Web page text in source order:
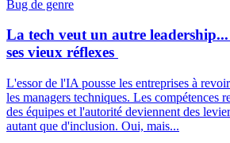
Bug de genre
La tech veut un autre
ses vieux réflexes
L'essor de l'IA pousse les entreprises à
les managers techniques. Les compétences
des équipes et l'autorité deviennent des
autant que d'inclusion. Oui, mais...